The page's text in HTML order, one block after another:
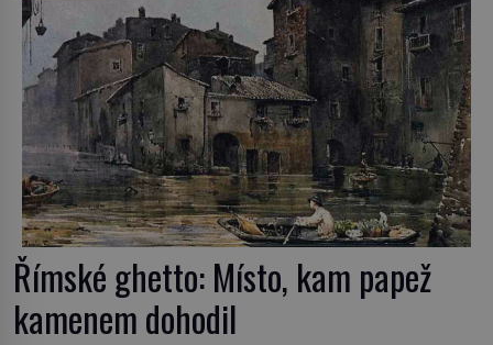
Římské ghetto: Místo, kam papež
kamenem dohodil